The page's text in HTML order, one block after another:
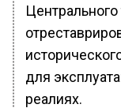
для
реалиях.